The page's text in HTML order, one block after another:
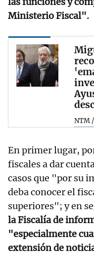
Ministerio Fiscal".
NTM
En primer lugar,
fiscales a dar
casos que "por su
deba conocer el
superiores"; y en
la Fiscalía de
"especialmente
extensión de